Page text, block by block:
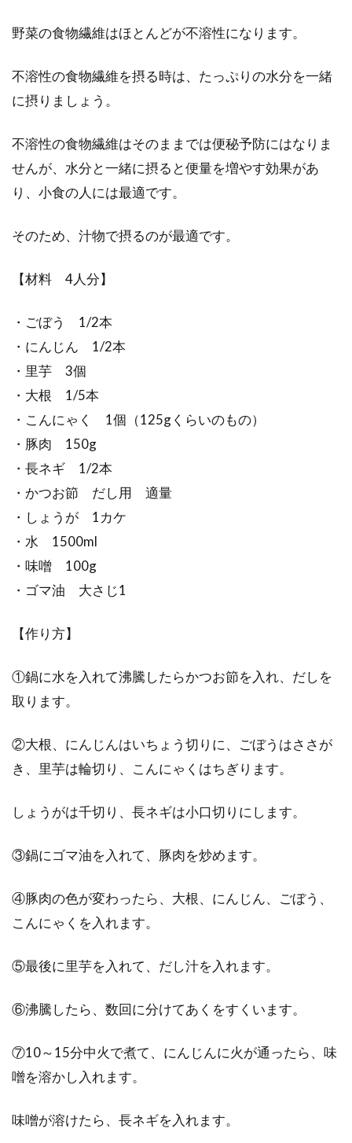
野菜の食物繊維はほとんどが不溶性になります。
不溶性の食物繊維を摂る時は、たっぷりの水分を一緒
に摂りましょう。
不溶性の食物繊維はそのままでは便秘予防にはなりま
せんが、水分と一緒に摂ると便量を増やす効果があ
り、小食の人には最適です。
そのため、汁物で摂るのが最適です。
【材料 4人分】
・ごぼう 1/2本
・にんじん 1/2本
・里芋 3個
・大根 1/5本
・こんにゃく 1個（125gくらいのもの）
・豚肉 150g
・長ネギ 1/2本
・かつお節 だし用 適量
・しょうが 1カケ
・水 1500ml
・味噌 100g
・ゴマ油 大さじ1
【作り方】
①鍋に水を入れて沸騰したらかつお節を入れ、だしを
取ります。
②大根、にんじんはいちょう切りに、ごぼうはささが
き、里芋は輪切り、こんにゃくはちぎります。
しょうがは千切り、長ネギは小口切りにします。
③鍋にゴマ油を入れて、豚肉を炒めます。
④豚肉の色が変わったら、大根、にんじん、ごぼう、
こんにゃくを入れます。
⑤最後に里芋を入れて、だし汁を入れます。
⑥沸騰したら、数回に分けてあくをすくいます。
⑦10～15分中火で煮て、にんじんに火が通ったら、味
噌を溶かし入れます。
味噌が溶けたら、長ネギを入れます。